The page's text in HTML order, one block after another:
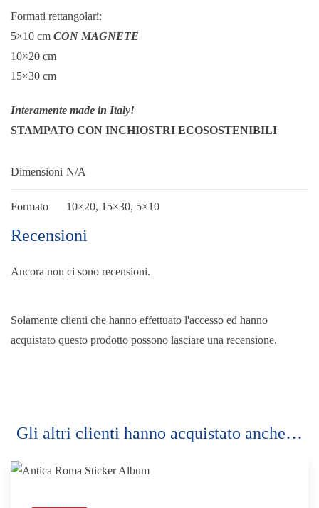
Formati rettangolari:
5×10 cm CON MAGNETE
10×20 cm
15×30 cm
Interamente made in Italy!
STAMPATO CON INCHIOSTRI ECOSOSTENIBILI
Dimensioni N/A
Formato 10×20, 15×30, 5×10
Recensioni
Ancora non ci sono recensioni.
Solamente clienti che hanno effettuato l'accesso ed hanno
acquistato questo prodotto possono lasciare una recensione.
Gli altri clienti hanno acquistato anche…